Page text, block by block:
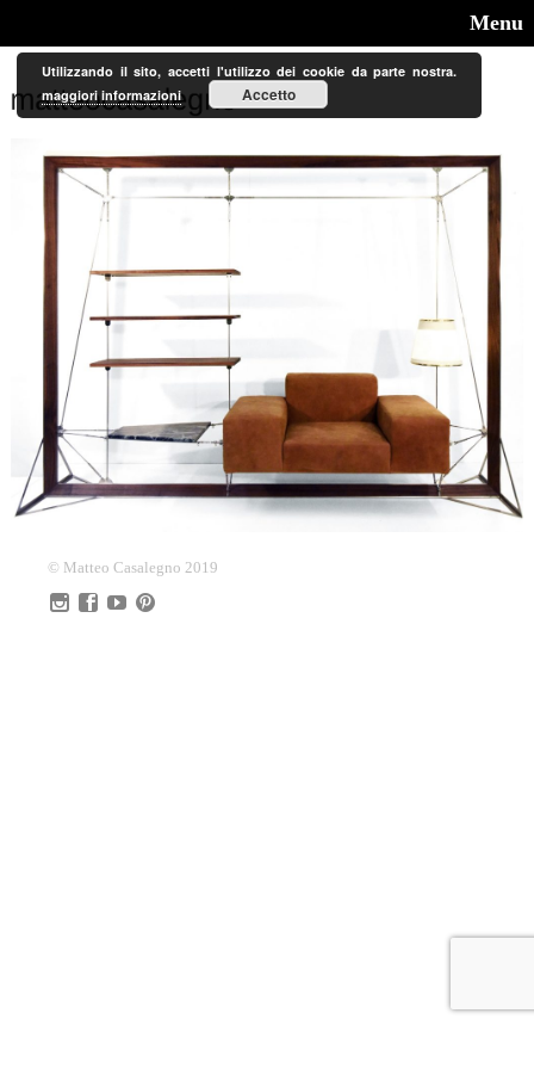
Menu
© Matteo Casalegno 2019
Utilizzando il sito, accetti l'utilizzo dei cookie da parte nostra.
maggiori informazioni
Accetto